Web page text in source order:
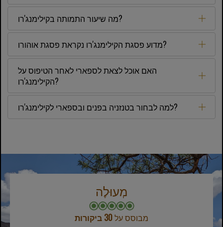
מה שיעור התמותה בקילימנג'רו?
מדוע פסגת הקילימנג'רו נקראת פסגת אוהורו?
האם אוכל לצאת לספארי לאחר הטיפוס על
הקילימנג'רו?
למה לבחור בטנזניה בפנים ובספארי לקילימנג'רו?
מְעוּלֶה
מבוסס על30 ביקורות